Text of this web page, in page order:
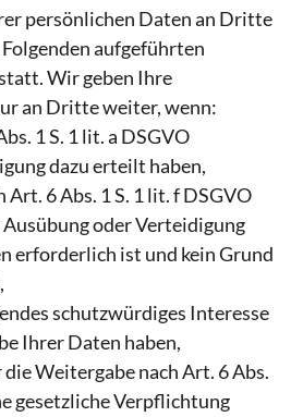
persönlichen Daten an Dritte
aufgeführten
Wir geben Ihre
an Dritte weiter, wenn:
1 S. 1 lit. a DSGVO
dazu erteilt haben,
Art. 6 Abs. 1 S. 1 lit. f DSGVO
oder Verteidigung
erforderlich ist und kein Grund
schutzwürdiges Interesse
Ihrer Daten haben,
Weitergabe nach Art. 6 Abs.
gesetzliche Verpflichtung